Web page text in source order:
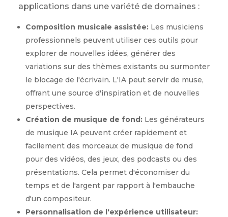
applications dans une variété de domaines :
Composition musicale assistée:Les musiciens
professionnels peuvent utiliser ces outils pour
explorer de nouvelles idées, générer des
variations sur des thèmes existants ou surmonter
le blocage de l'écrivain. L'IA peut servir de muse,
offrant une source d'inspiration et de nouvelles
perspectives.
Création de musique de fond:Les générateurs
de musique IA peuvent créer rapidement et
facilement des morceaux de musique de fond
pour des vidéos, des jeux, des podcasts ou des
présentations. Cela permet d'économiser du
temps et de l'argent par rapport à l'embauche
d'un compositeur.
Personnalisation de l'expérience utilisateur: